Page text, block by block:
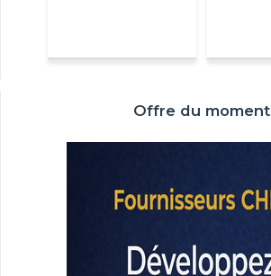
Offre du moment